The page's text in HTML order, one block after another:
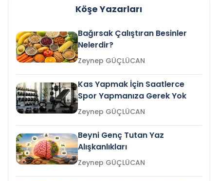
Köşe Yazarları
Bağırsak Çalıştıran Besinler
Nelerdir?
Zeynep GÜÇLÜCAN
Kas Yapmak İçin Saatlerce
Spor Yapmanıza Gerek Yok
Zeynep GÜÇLÜCAN
Beyni Genç Tutan Yaz
Alışkanlıkları
Zeynep GÜÇLÜCAN